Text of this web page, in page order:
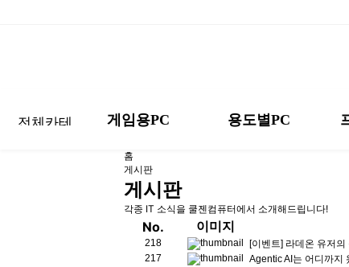
게임별 추천 PC
배틀그라운드
리그오브레전드
발로란트
프리미어/에펙
3D 렌더링
게임용PC
게임별 추천 PC
배틀그라운드
리그오브레전드
발로란트
용도별PC
스마트 오피스
포토샵/일러스트
프리미어/에펙
3D 렌더링
High-End
프리미엄 미니
감성 화이트
Non-RGB
CPU 등급별
해상도별 Set
모니터
키보드
마우스
음향기기
DIY 인텔
DIY AMD
월간 견적
맞춤 견적 요청하
홈
게시판
게시판
각종 IT 소식을 쿨젠컴퓨터에서 소개해드립니다!
No. 이미지
218 [이벤트] 라데온 유저
217
Agentic AI는 어디까지